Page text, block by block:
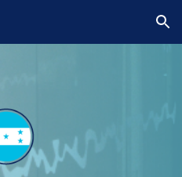
Skip to navigation